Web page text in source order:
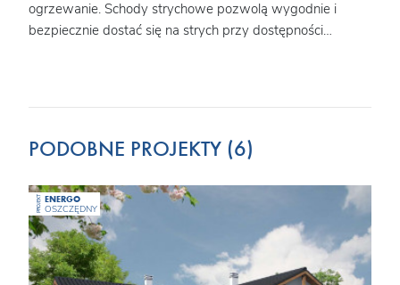
ogrzewanie. Schody strychowe pozwolą wygodnie i
bezpiecznie dostać się na strych przy dostępności
PODOBNE PROJEKTY (6)
PROJEKT ENERGO
OSZCZĘDNY